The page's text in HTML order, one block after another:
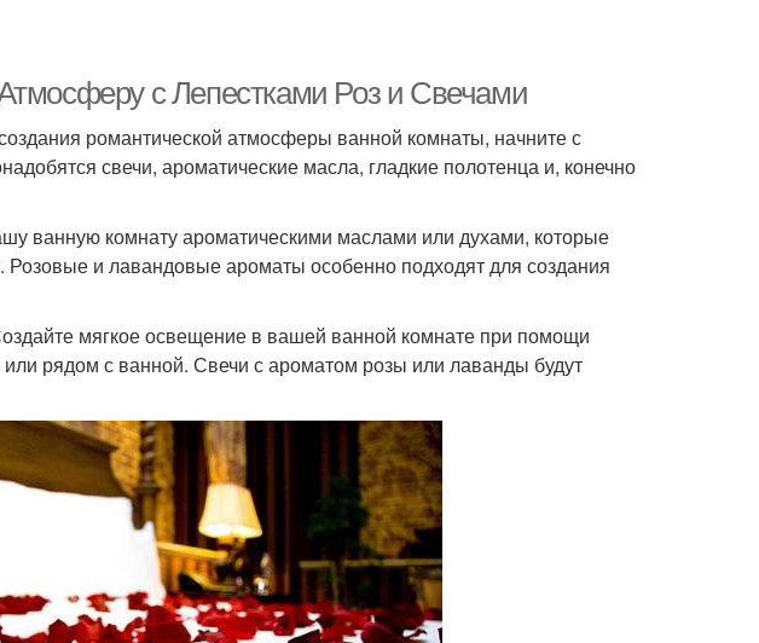
с Лепестками Роз и Свечами
романтической атмосферы ванной комнаты, начните с
свечи, ароматические масла, гладкие полотенца и, конечно
ванную комнату ароматическими маслами или духами, которые
Розовые и лавандовые ароматы особенно подходят для создания
мягкое освещение в вашей ванной комнате при помощи
рядом с ванной. Свечи с ароматом розы или лаванды будут